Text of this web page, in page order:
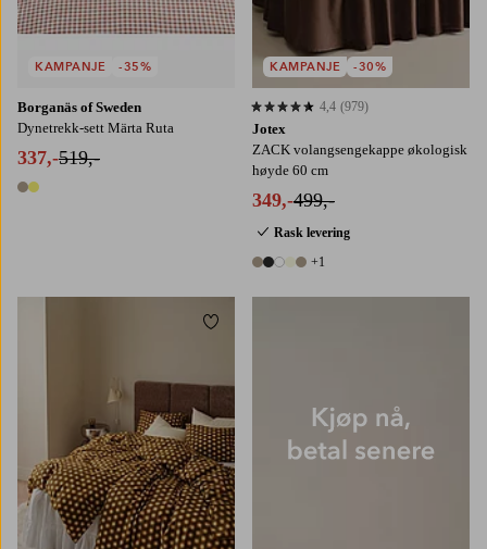
Borganäs of Sweden
Dynetrekk-sett Märta Ruta
337,-519,-
2 farger
KAMPANJE -35%
Jotex
ZACK volangsengekappe økologisk
høyde 60 cm
349,-499,-
Rask levering
6 farger
+1
4,4 basert på 979 karaktergivninger
4,4 (979)
KAMPANJE -30%
Legg til favoritter